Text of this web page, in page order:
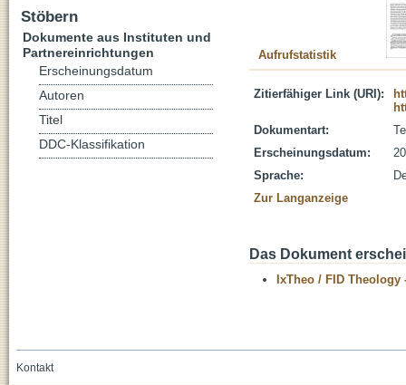
Aufrufstatistik
Zitierfähiger Link (URI):
Dokumentart:
Erscheinungsdatum:
Sprache:
Zur Langanzeige
Das Dokument
IxTheo / FID Theology
Stöbern
Dokumente aus Instituten und
Partnereinrichtungen
Erscheinungsdatum
Autoren
Titel
DDC-Klassifikation
Kontakt